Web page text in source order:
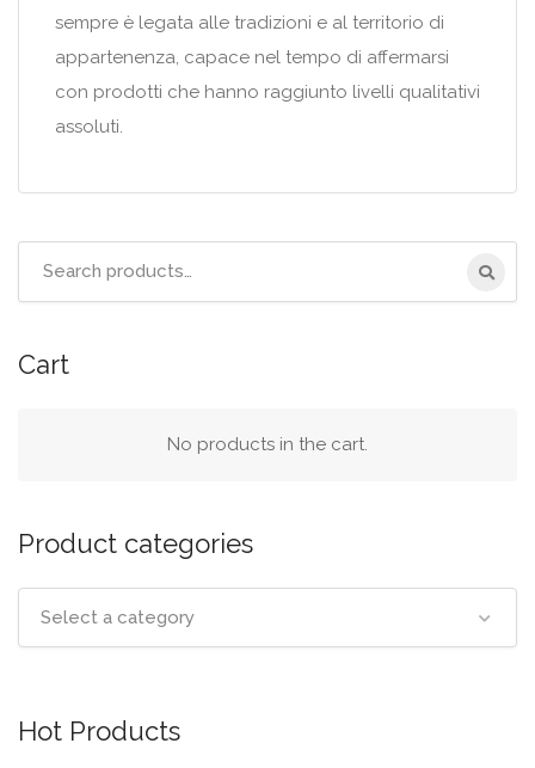
sempre è legata alle tradizioni e al territorio di
appartenenza, capace nel tempo di affermarsi
con prodotti che hanno raggiunto livelli qualitativi
assoluti.
Cart
No products in the cart.
Product categories
Select a category
Hot Products